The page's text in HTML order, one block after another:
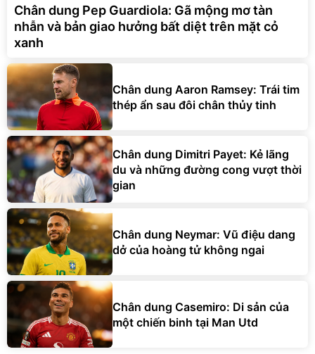
Chân dung Pep Guardiola: Gã mộng mơ tàn
nhẫn và bản giao hưởng bất diệt trên mặt cỏ
xanh
Chân dung Aaron Ramsey: Trái tim
thép ẩn sau đôi chân thủy tinh
Chân dung Dimitri Payet: Kẻ lãng
du và những đường cong vượt thời
gian
Chân dung Neymar: Vũ điệu dang
dở của hoàng tử không ngai
Chân dung Casemiro: Di sản của
một chiến binh tại Man Utd